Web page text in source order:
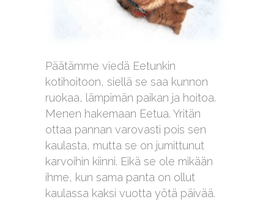
Päätämme viedä Eetunkin
kotihoitoon, siellä se saa kunnon
ruokaa, lämpimän paikan ja hoitoa.
Menen hakemaan Eetua. Yritän
ottaa pannan varovasti pois sen
kaulasta, mutta se on jumittunut
karvoihin kiinni. Eikä se ole mikään
ihme, kun sama panta on ollut
kaulassa kaksi vuotta yötä päivää.